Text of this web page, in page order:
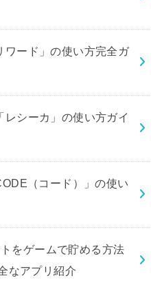
ワード」の使い方完全ガ
レシーカ」の使い方ガイ
（コード）」の使い
をゲームで貯める方法
なアプリ紹介